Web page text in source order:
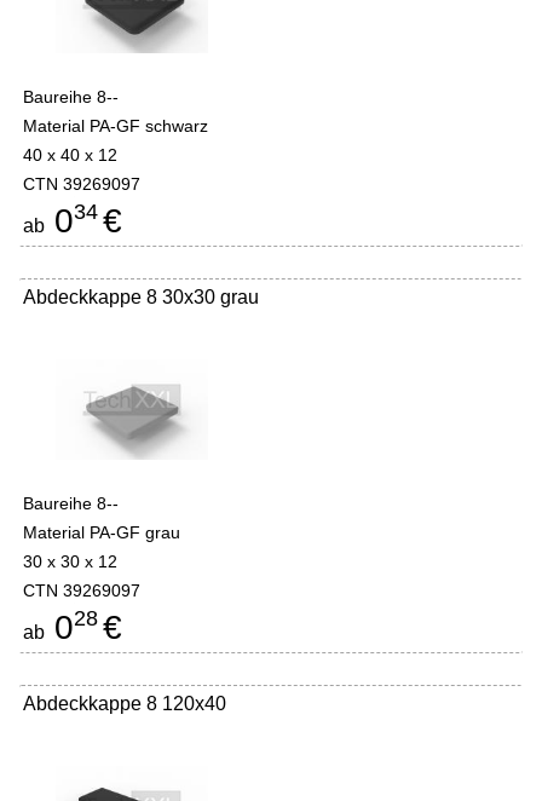
Baureihe 8--
Material PA-GF schwarz
40 x 40 x 12
CTN 39269097
ab 034 €
Abdeckkappe 8 30x30 grau
Baureihe 8--
Material PA-GF grau
30 x 30 x 12
CTN 39269097
ab 028 €
Abdeckkappe 8 120x40